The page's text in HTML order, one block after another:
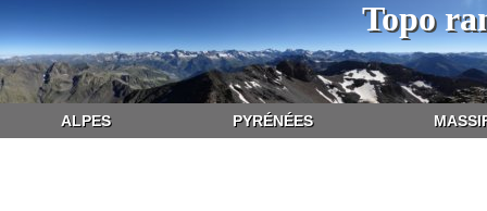
Topo
ALPES PYRÉNÉES